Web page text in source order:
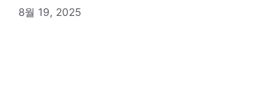
8월 19, 2025